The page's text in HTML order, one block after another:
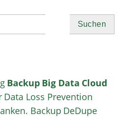
Backup Big Data Cloud
Data Loss Prevention
Backup DeDupe